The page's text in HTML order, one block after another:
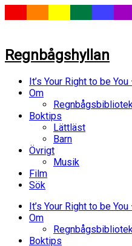
Regnbågshyllan
It’s Your Right to be
Om
Boktips
Lättläst
Barn
Övrigt
Musik
Film
Sök
It’s Your Right to be
Om
Boktips